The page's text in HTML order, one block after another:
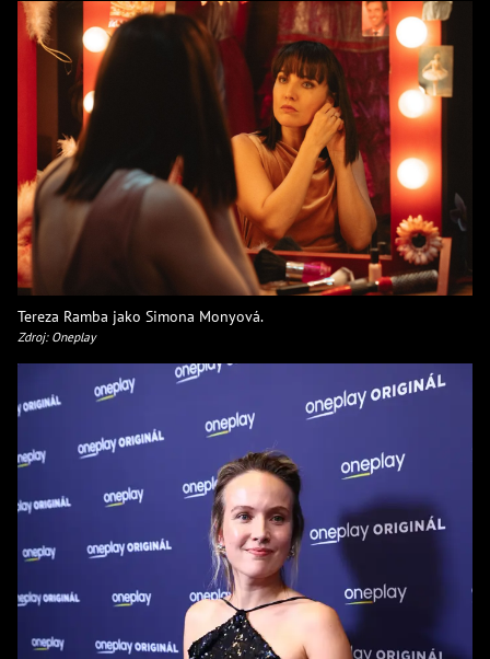
Tereza Ramba jako Simona Monyová.
Zdroj: Oneplay